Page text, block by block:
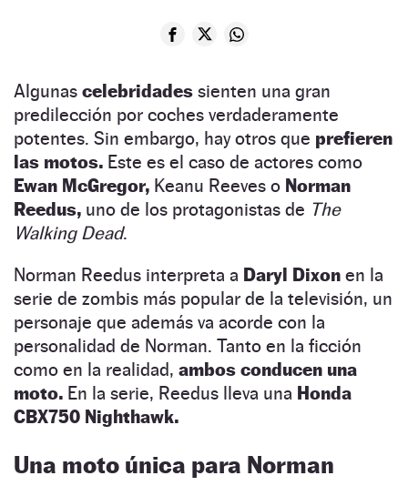
Algunas celebridades sienten una gran
predilección por coches verdaderamente
potentes. Sin embargo, hay otros que prefieren
las motos. Este es el caso de actores como
Ewan McGregor, Keanu Reeves o Norman
Reedus, uno de los protagonistas de The
Walking Dead.
Norman Reedus interpreta a Daryl Dixon en la
serie de zombis más popular de la televisión, un
personaje que además va acorde con la
personalidad de Norman. Tanto en la ficción
como en la realidad, ambos conducen una
moto. En la serie, Reedus lleva una Honda
CBX750 Nighthawk.
Una moto única para Norman